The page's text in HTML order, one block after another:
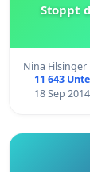
Stoppt
Nina Filsinger
11 643
18 Sep 2014